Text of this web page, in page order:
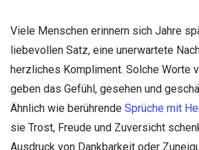
Viele Menschen erinnern sich Jahre
liebevollen Satz, eine unerwartete
herzliches Kompliment. Solche Worte
geben das Gefühl, gesehen und
Ähnlich wie berührende Sprüche mit
sie Trost, Freude und Zuversicht
Ausdruck von Dankbarkeit oder